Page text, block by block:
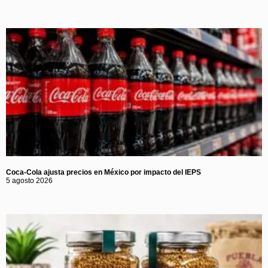
Coca-Cola ajusta precios en México por impacto del IEPS
5 agosto 2026